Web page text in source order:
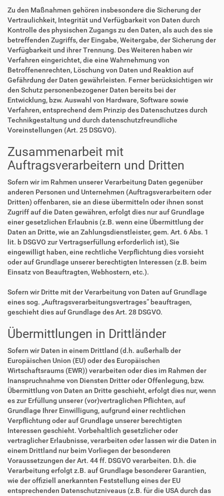
Zu den Maßnahmen gehören insbesondere die Sicherung der
Vertraulichkeit, Integrität und Verfügbarkeit von Daten durch
Kontrolle des physischen Zugangs zu den Daten, als auch des sie
betreffenden Zugriffs, der Eingabe, Weitergabe, der Sicherung der
Verfügbarkeit und ihrer Trennung. Des Weiteren haben wir
Verfahren eingerichtet, die eine Wahrnehmung von
Betroffenenrechten, Löschung von Daten und Reaktion auf
Gefährdung der Daten gewährleisten. Ferner berücksichtigen wir
den Schutz personenbezogener Daten bereits bei der
Entwicklung, bzw. Auswahl von Hardware, Software sowie
Verfahren, entsprechend dem Prinzip des Datenschutzes durch
Technikgestaltung und durch datenschutzfreundliche
Voreinstellungen (Art. 25 DSGVO).
Zusammenarbeit mit
Auftragsverarbeitern und Dritten
Sofern wir im Rahmen unserer Verarbeitung Daten gegenüber
anderen Personen und Unternehmen (Auftragsverarbeitern oder
Dritten) offenbaren, sie an diese übermitteln oder ihnen sonst
Zugriff auf die Daten gewähren, erfolgt dies nur auf Grundlage
einer gesetzlichen Erlaubnis (z.B. wenn eine Übermittlung der
Daten an Dritte, wie an Zahlungsdienstleister, gem. Art. 6 Abs. 1
lit. b DSGVO zur Vertragserfüllung erforderlich ist), Sie
eingewilligt haben, eine rechtliche Verpflichtung dies vorsieht
oder auf Grundlage unserer berechtigten Interessen (z.B. beim
Einsatz von Beauftragten, Webhostern, etc.).
Sofern wir Dritte mit der Verarbeitung von Daten auf Grundlage
eines sog. „Auftragsverarbeitungsvertrages“ beauftragen,
geschieht dies auf Grundlage des Art. 28 DSGVO.
Übermittlungen in Drittländer
Sofern wir Daten in einem Drittland (d.h. außerhalb der
Europäischen Union (EU) oder des Europäischen
Wirtschaftsraums (EWR)) verarbeiten oder dies im Rahmen der
Inanspruchnahme von Diensten Dritter oder Offenlegung, bzw.
Übermittlung von Daten an Dritte geschieht, erfolgt dies nur, wenn
es zur Erfüllung unserer (vor)vertraglichen Pflichten, auf
Grundlage Ihrer Einwilligung, aufgrund einer rechtlichen
Verpflichtung oder auf Grundlage unserer berechtigten
Interessen geschieht. Vorbehaltlich gesetzlicher oder
vertraglicher Erlaubnisse, verarbeiten oder lassen wir die Daten in
einem Drittland nur beim Vorliegen der besonderen
Voraussetzungen der Art. 44 ff. DSGVO verarbeiten. D.h. die
Verarbeitung erfolgt z.B. auf Grundlage besonderer Garantien,
wie der offiziell anerkannten Feststellung eines der EU
entsprechenden Datenschutzniveaus (z.B. für die USA durch das